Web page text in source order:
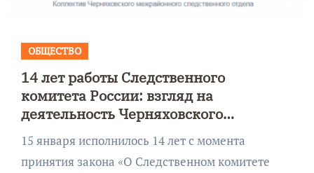
ОБЩЕСТВО
14 лет работы Следственного
комитета России: взгляд на
деятельность Черняховского
межрайонного следственного отдела
15 января исполнилось 14 лет с момента
принятия закона «О Следственном комитете